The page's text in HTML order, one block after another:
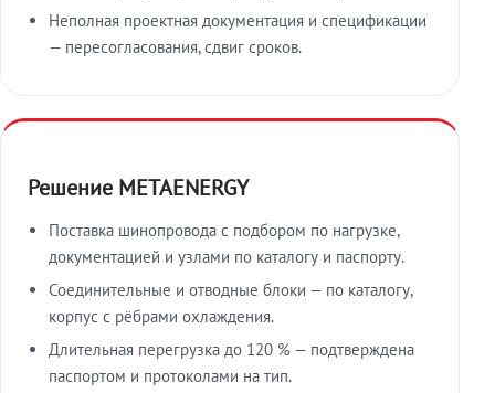
Неполная проектная документация и спецификации
— пересогласования, сдвиг сроков.
Решение METAENERGY
Поставка шинопровода с подбором по нагрузке,
документацией и узлами по каталогу и паспорту.
Соединительные и отводные блоки — по каталогу,
корпус с рёбрами охлаждения.
Длительная перегрузка до 120 % — подтверждена
паспортом и протоколами на тип.